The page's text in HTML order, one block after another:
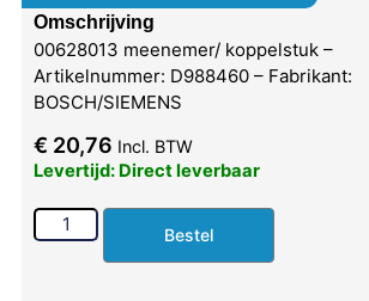
Omschrijving
00628013 meenemer/ koppelstuk –
Artikelnummer: D988460 – Fabrikant:
BOSCH/SIEMENS
€ 20,76 Incl. BTW
Levertijd: Direct leverbaar
Bestel